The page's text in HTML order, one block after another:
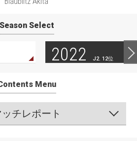
Season Select
2022 J2. 12位
Menu
チレポート